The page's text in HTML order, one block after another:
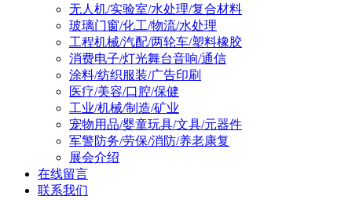
无人机/实验室/水处理/复合材料
玻璃门窗/化工/物流/水处理
工程机械/汽配/两轮车/塑料橡胶
消费电子/灯光舞台音响/通信
涂料/纺织服装/广告印刷
医疗/美容/口腔/保健
工业/机械/制造/矿业
宠物用品/婴童玩具/文具/元器件
军警防务/劳保/消防/养老康复
展会介绍
在线留言
联系我们